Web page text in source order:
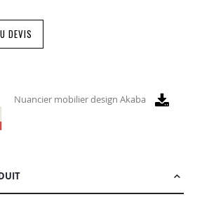
DEVIS
Nuancier mobilier design Akaba